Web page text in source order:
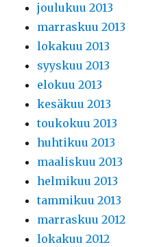
joulukuu 2013
marraskuu 2013
lokakuu 2013
syyskuu 2013
elokuu 2013
kesäkuu 2013
toukokuu 2013
huhtikuu 2013
maaliskuu 2013
helmikuu 2013
tammikuu 2013
marraskuu 2012
lokakuu 2012